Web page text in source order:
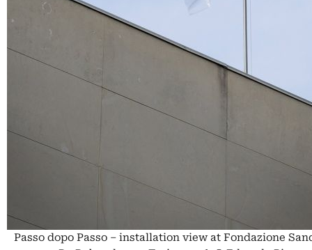
Passo dopo Passo – installation view at Fondazione